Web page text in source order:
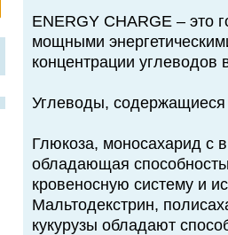
ENERGY CHARGE – это
мощными
концентрации углеводов
Углеводы,
Глюкоза, моносахарид с
обладающая
кровеносную систему и
Мальтодекстрин,
кукурузы обладают